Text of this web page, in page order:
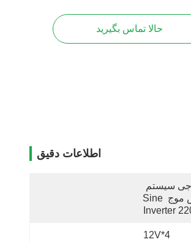
حالا تماس بگیرید
اطلاعات دقیق
انرژی خورشیدی خالص موج Sine
Inverter
12V*4